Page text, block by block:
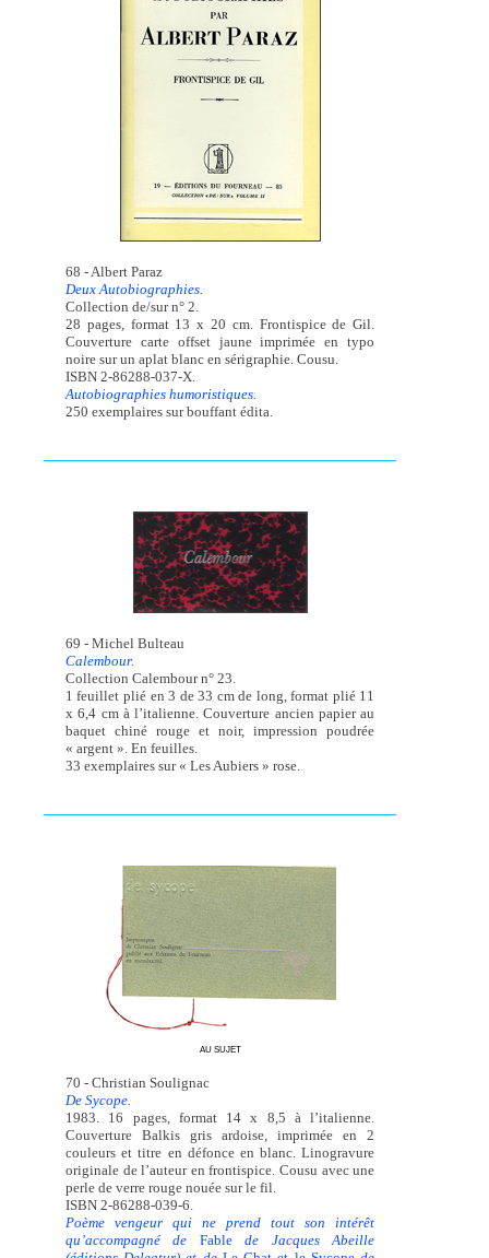
68 - Albert Paraz
Deux Autobiographies.
Collection de/sur n° 2.
28 pages, format 13 x 20 cm. Frontispice de Gil.
Couverture carte offset jaune imprimée en typo
noire sur un aplat blanc en sérigraphie. Cousu.
ISBN 2-86288-037-X.
Autobiographies humoristiques.
250 exemplaires sur bouffant édita.
69 - Michel Bulteau
Calembour.
Collection Calembour n° 23.
1 feuillet plié en 3 de 33 cm de long, format plié 11
x 6,4 cm à l’italienne. Couverture ancien papier au
baquet chiné rouge et noir, impression poudrée
« argent ». En feuilles.
33 exemplaires sur « Les Aubiers » rose.
AU SUJET
70 - Christian Soulignac
De Sycope.
1983. 16 pages, format 14 x 8,5 à l’italienne.
Couverture Balkis gris ardoise, imprimée en 2
couleurs et titre en défonce en blanc. Linogravure
originale de l’auteur en frontispice. Cousu avec une
perle de verre rouge nouée sur le fil.
ISBN 2-86288-039-6.
Poème vengeur qui ne prend tout son intérêt
qu’accompagné de Fablede Jacques Abeille